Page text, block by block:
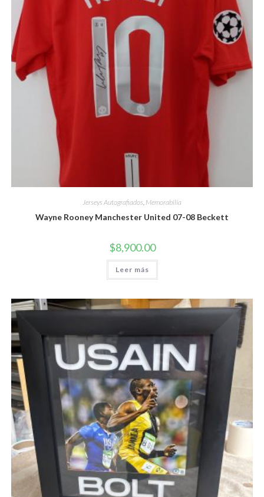
Jerseys Autografiados Memorabilia
Wayne Rooney Manchester United 07-08 Beckett
$8,900.00
Leer más